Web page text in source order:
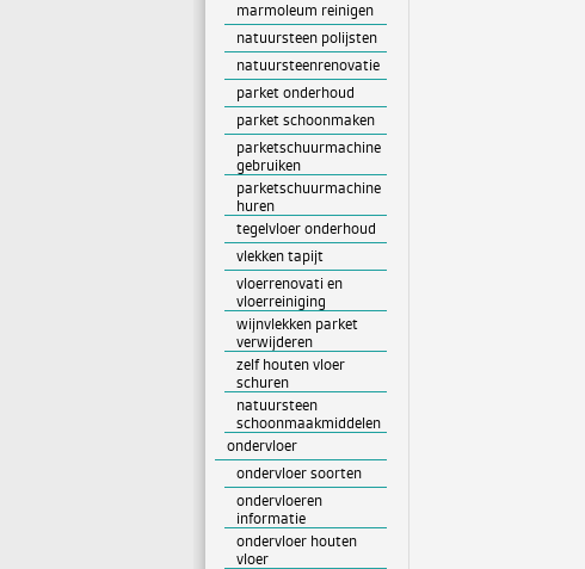
marmoleum reinigen
natuursteen polijsten
natuursteenrenovatie
parket onderhoud
parket schoonmaken
parketschuurmachine
gebruiken
parketschuurmachine
huren
tegelvloer onderhoud
vlekken tapijt
vloerrenovati en
vloerreiniging
wijnvlekken parket
verwijderen
zelf houten vloer
schuren
natuursteen
schoonmaakmiddelen
ondervloer
ondervloer soorten
ondervloeren
informatie
ondervloer houten
vloer